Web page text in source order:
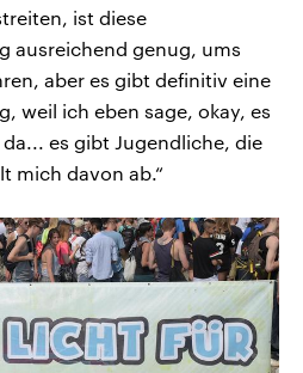
ist diese
ausreichend genug, ums
aber es gibt definitiv eine
weil ich eben sage, okay, es
es gibt Jugendliche, die
mich davon ab.“